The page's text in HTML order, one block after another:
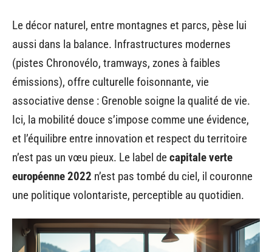
Le décor naturel, entre montagnes et parcs, pèse lui
aussi dans la balance. Infrastructures modernes
(pistes Chronovélo, tramways, zones à faibles
émissions), offre culturelle foisonnante, vie
associative dense : Grenoble soigne la qualité de vie.
Ici, la mobilité douce s’impose comme une évidence,
et l’équilibre entre innovation et respect du territoire
n’est pas un vœu pieux. Le label decapitale verte
européenne 2022 n’est pas tombé du ciel, il couronne
une politique volontariste, perceptible au quotidien.